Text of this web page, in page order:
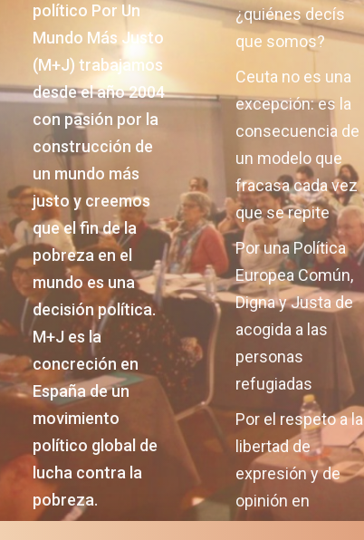
político Por Un
Mundo Más Justo
(M+J) trabajamos
desde el año 2004
con pasión por la
construcción de
un mundo más
justo y creemos
que el fin de la
pobreza en el
mundo es una
decisión política.
M+J es la
concreción en
España de un
movimiento
político global de
lucha contra la
pobreza.
¿quiénes decís
que somos?
Ceuta no es una
excepción: es la
consecuencia de
un modelo que
fracasa cada vez
que se repite
Por una Política
Europea Común,
Digna y Justa de
acogida a las
personas
refugiadas
Por el respeto a la
libertad de
expresión y de
opinión en